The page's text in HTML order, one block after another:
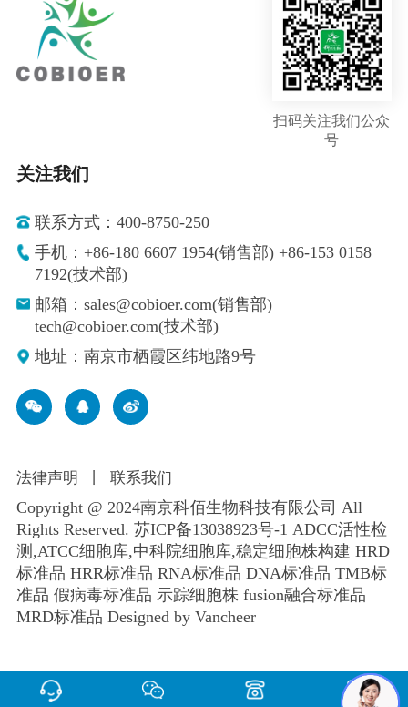
扫码关注我们公众
号
关注我们
联系方式：400-8750-250
手机：+86-180 6607 1954(销售部) +86-153 0158
7192(技术部)
邮箱：sales@cobioer.com(销售部)
tech@cobioer.com(技术部)
地址：南京市栖霞区纬地路9号
法律声明 联系我们
Copyright @ 2024南京科佰生物科技有限公司 All
Rights Reserved. 苏ICP备13038923号-1 ADCC活性检
测,ATCC细胞库,中科院细胞库,稳定细胞株构建 HRD
标准品 HRR标准品 RNA标准品 DNA标准品 TMB标
准品 假病毒标准品 示踪细胞株 fusion融合标准品
MRD标准品 Designed by Vancheer